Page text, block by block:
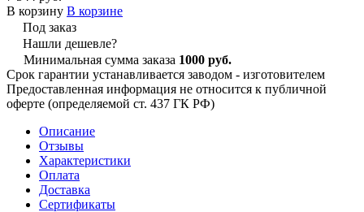
В корзину В корзине
Под заказ
Нашли дешевле?
Минимальная сумма заказа 1000 руб.
Срок гарантии устанавливается заводом - изготовителем
Предоставленная информация не относится к публичной
оферте (определяемой ст. 437 ГК РФ)
Описание
Отзывы
Характеристики
Оплата
Доставка
Сертификаты